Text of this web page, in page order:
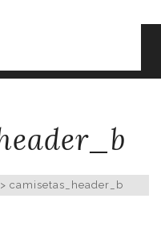
> camisetas_header_b